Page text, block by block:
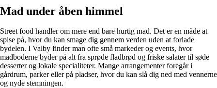
Mad under åben himmel
Street food handler om mere end bare hurtig mad. Det er en måde at
spise på, hvor du kan smage dig gennem verden uden at forlade
bydelen. I Valby finder man ofte små markeder og events, hvor
madboderne byder på alt fra sprøde fladbrød og friske salater til søde
desserter og lokale specialiteter. Mange arrangementer foregår i
gårdrum, parker eller på pladser, hvor du kan slå dig ned med vennerne
og nyde stemningen.